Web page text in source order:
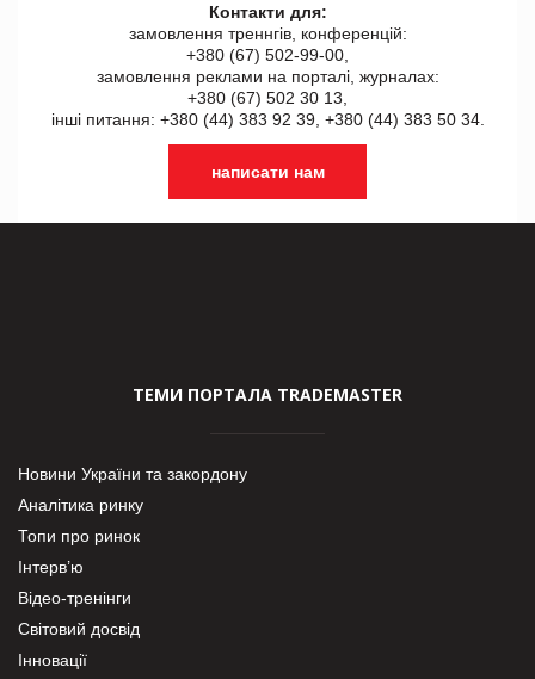
Контакти для:
замовлення треннгів, конференцій:
+380 (67) 502-99-00,
замовлення реклами на порталі, журналах:
+380 (67) 502 30 13,
інші питання: +380 (44) 383 92 39, +380 (44) 383 50 34.
написати нам
ТЕМИ ПОРТАЛА TRADEMASTER
Новини України та закордону
Аналітика ринку
Топи про ринок
Інтерв’ю
Відео-тренінги
Світовий досвід
Інновації